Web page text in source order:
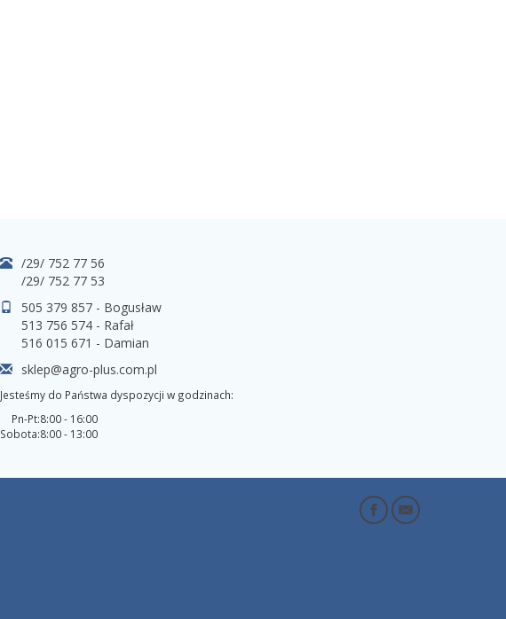
/29/ 752 77 56
/29/ 752 77 53
505 379 857 - Bogusław
513 756 574 - Rafał
516 015 671 - Damian
sklep@agro-plus.com.pl
Jesteśmy do Państwa dyspozycji w godzinach:
Pn-Pt:
Sobota:
8:00 - 16:00
8:00 - 13:00